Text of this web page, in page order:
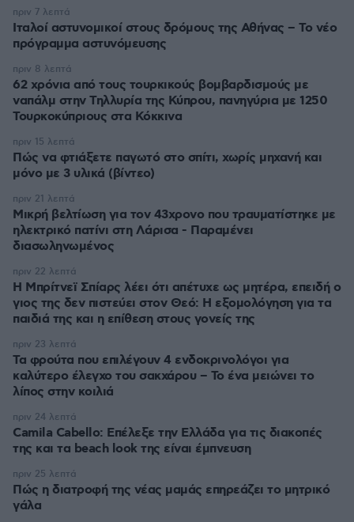
Ιταλοί αστυνομικοί στους δρόμους της Αθήνας – Το νέο
πρόγραμμα αστυνόμευσης
πριν 7 λεπτά
62 χρόνια από τους τουρκικούς βομβαρδισμούς με
ναπάλμ στην Τηλλυρία της Κύπρου, πανηγύρια με 1250
Τουρκοκύπριους στα Κόκκινα
πριν 8 λεπτά
Πώς να φτιάξετε παγωτό στο σπίτι, χωρίς μηχανή και
μόνο με 3 υλικά (βίντεο)
πριν 15 λεπτά
Μικρή βελτίωση για τον 43χρονο που τραυματίστηκε με
ηλεκτρικό πατίνι στη Λάρισα - Παραμένει
διασωληνωμένος
πριν 21 λεπτά
Η Μπρίτνεϊ Σπίαρς λέει ότι απέτυχε ως μητέρα, επειδή ο
γιος της δεν πιστεύει στον Θεό: Η εξομολόγηση για τα
παιδιά της και η επίθεση στους γονείς της
πριν 22 λεπτά
Τα φρούτα που επιλέγουν 4 ενδοκρινολόγοι για
καλύτερο έλεγχο του σακχάρου – Το ένα μειώνει το
λίπος στην κοιλιά
πριν 23 λεπτά
Camila Cabello: Επέλεξε την Ελλάδα για τις διακοπές
της και τα beach look της είναι έμπνευση
πριν 24 λεπτά
Πώς η διατροφή της νέας μαμάς επηρεάζει το μητρικό
γάλα
πριν 25 λεπτά